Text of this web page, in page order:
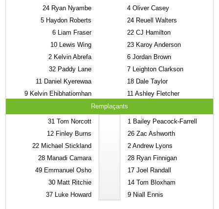
24 Ryan Nyambe
5 Haydon Roberts
6 Liam Fraser
10 Lewis Wing
2 Kelvin Abrefa
32 Paddy Lane
11 Daniel Kyerewaa
9 Kelvin Ehibhatiomhan
4 Oliver Casey
24 Reuell Walters
22 CJ Hamilton
23 Karoy Anderson
6 Jordan Brown
7 Leighton Clarkson
18 Dale Taylor
11 Ashley Fletcher
Remplaçants
31 Tom Norcott
12 Finley Burns
22 Michael Stickland
28 Manadi Camara
49 Emmanuel Osho
30 Matt Ritchie
37 Luke Howard
1 Bailey Peacock-Farrell
26 Zac Ashworth
2 Andrew Lyons
28 Ryan Finnigan
17 Joel Randall
14 Tom Bloxham
9 Niall Ennis